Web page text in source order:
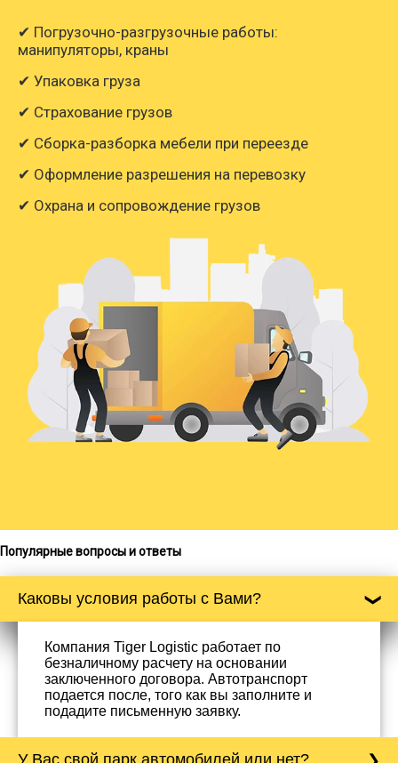
✔ Погрузочно-разгрузочные работы:
манипуляторы, краны
✔ Упаковка груза
✔ Страхование грузов
✔ Сборка-разборка мебели при переезде
✔ Оформление разрешения на перевозку
✔ Охрана и сопровождение грузов
Популярные вопросы и ответы
Каковы условия работы с Вами?
Компания Tiger Logistic работает по
безналичному расчету на основании
заключенного договора. Автотранспорт
подается после, того как вы заполните и
подадите письменную заявку.
У Вас свой парк автомобилей или нет?